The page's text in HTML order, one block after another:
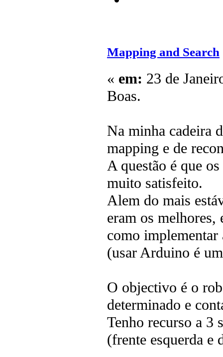
Mapping and Search
« em: 23 de
Boas.
Na minha cadeira
mapping e de
A questão é que
muito satisfeito.
Alem do mais
eram os melhores,
como
(usar Arduino é
O objectivo é o
determinado e
Tenho recurso a 3
(frente esquerda e